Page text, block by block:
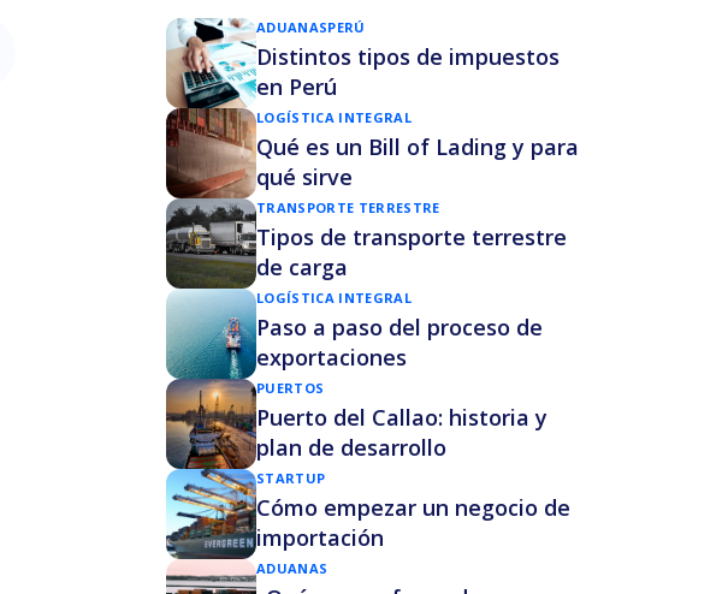
ADUANASPERÚ
Distintos tipos de impuestos
en Perú
LOGÍSTICA INTEGRAL
Qué es un Bill of Lading y para
qué sirve
TRANSPORTE TERRESTRE
Tipos de transporte terrestre
de carga
LOGÍSTICA INTEGRAL
Paso a paso del proceso de
exportaciones
PUERTOS
Puerto del Callao: historia y
plan de desarrollo
STARTUP
Cómo empezar un negocio de
importación
ADUANAS